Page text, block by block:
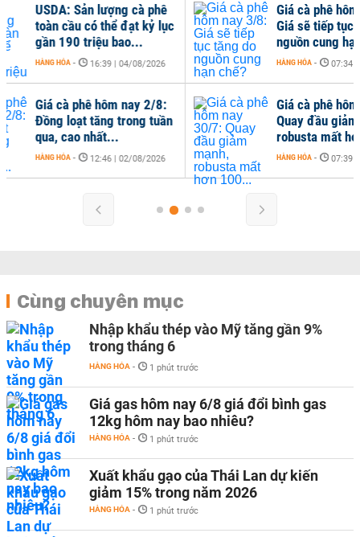
Giá cà phê hôm nay 3/8:
Giá sẽ tiếp tục tăng do
nguồn cung hạn chế?
HÀNG HÓA - 07:34 | 03/08/2026
Giá cà phê hôm nay 30/7:
Quay đầu giảm mạnh,
robusta mất hơn 100...
HÀNG HÓA - 07:39 | 30/07/2026
Cùng chuyên mục
Nhập khẩu thép vào Mỹ tăng gần 9%
trong tháng 6
HÀNG HÓA - 1 phút trước
Giá gas hôm nay 6/8 giá đổi bình gas
12kg hôm nay bao nhiêu?
HÀNG HÓA - 1 phút trước
Xuất khẩu gạo của Thái Lan dự kiến
giảm 15% trong năm 2026
HÀNG HÓA - 1 phút trước